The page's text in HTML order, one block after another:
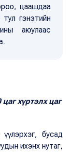
цаашдаа
гэнэтийн
аюулаас
хүртэлх цаг
бусад
ихэнх нутаг,